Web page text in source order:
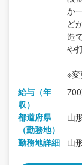
か
ど
造
や
※
給与（年
収）
都道府県
（勤務地）
山
勤務地詳細 山